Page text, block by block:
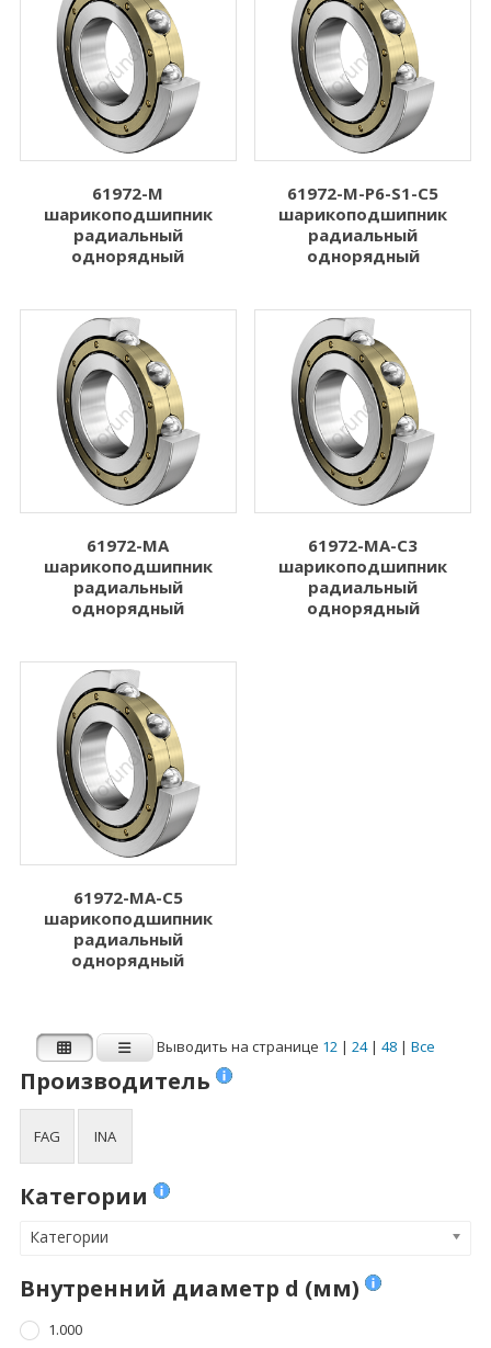
61972-M
шарикоподшипник
радиальный
однорядный
61972-M-P6-S1-C5
шарикоподшипник
радиальный
однорядный
61972-MA
шарикоподшипник
радиальный
однорядный
61972-MA-C3
шарикоподшипник
радиальный
однорядный
61972-MA-C5
шарикоподшипник
радиальный
однорядный
Выводить на странице 12| 24| 48| Все
Производитель
FAG INA
Категории
Категории
Внутренний диаметр d (мм)
1.000